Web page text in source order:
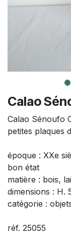
Calao
Calao Sénoufo
petites plaques
époque : XXe
bon état
matière : bois,
dimensions : H.
catégorie :
réf. 25055